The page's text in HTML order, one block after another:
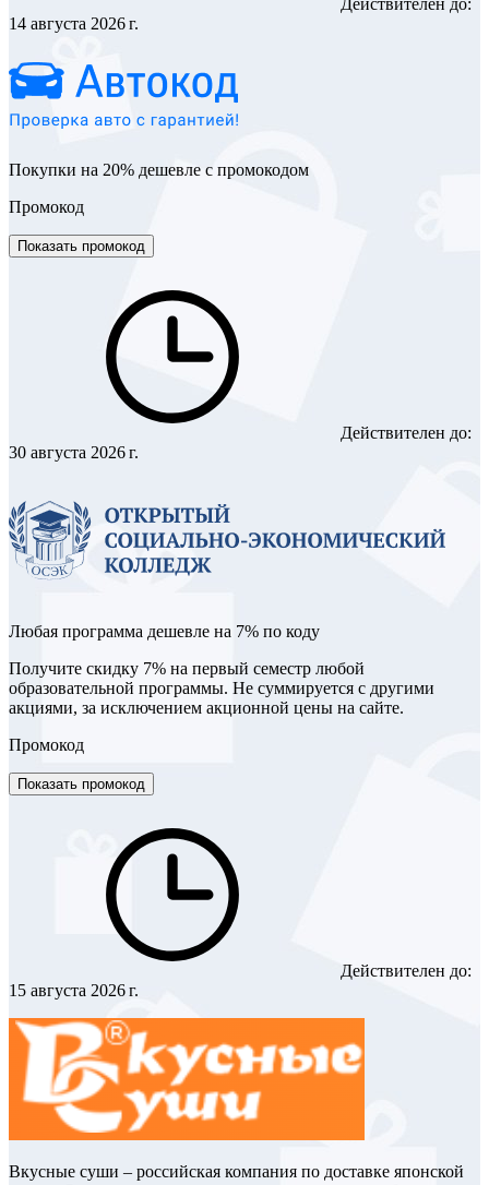
Действителен до:
14 августа 2026 г.
Покупки на 20% дешевле с промокодом
Промокод
Показать промокод
Действителен до:
30 августа 2026 г.
Любая программа дешевле на 7% по коду
Получите скидку 7% на первый семестр любой
образовательной программы. Не суммируется с другими
акциями, за исключением акционной цены на сайте.
Промокод
Показать промокод
Действителен до:
15 августа 2026 г.
Вкусные суши – российская компания по доставке японской